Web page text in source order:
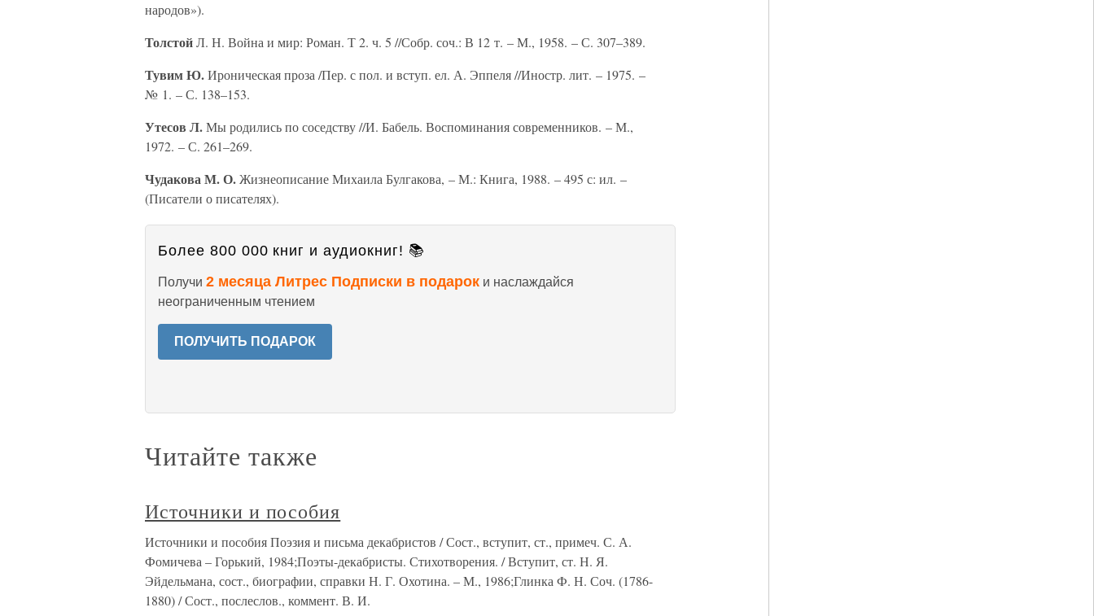
народов»).
ТолстойЛ. Н. Война и мир: Роман. Т 2. ч. 5 //Собр. соч.: В 12 т. – М., 1958. – С. 307–389.
Тувим Ю.Ироническая проза /Пер. с пол. и вступ. ел. А. Эппеля //Иностр. лит. – 1975. –
№ 1. – С. 138–153.
Утесов Л.Мы родились по соседству //И. Бабель. Воспоминания современников. – М.,
1972. – С. 261–269.
Чудакова М. О.Жизнеописание Михаила Булгакова, – М.: Книга, 1988. – 495 с: ил. –
(Писатели о писателях).
Более 800 000 книг и аудиокниг! 📚
Получи 2 месяца Литрес Подписки в подарок и наслаждайся
неограниченным чтением
ПОЛУЧИТЬ ПОДАРОК
Читайте также
Источники и пособия
Источники и пособия Поэзия и письма декабристов / Сост., вступит, ст., примеч. С. А.
Фомичева – Горький, 1984;Поэты-декабристы. Стихотворения. / Вступит, ст. Н. Я.
Эйдельмана, сост., биографии, справки Н. Г. Охотина. – М., 1986;Глинка Ф. Н. Соч. (1786-
1880) / Сост., послеслов., коммент. В. И.